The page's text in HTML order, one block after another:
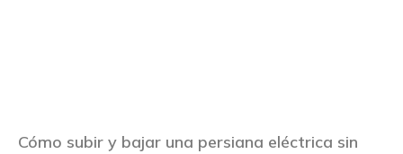
Cómo subir y bajar una persiana eléctrica sin